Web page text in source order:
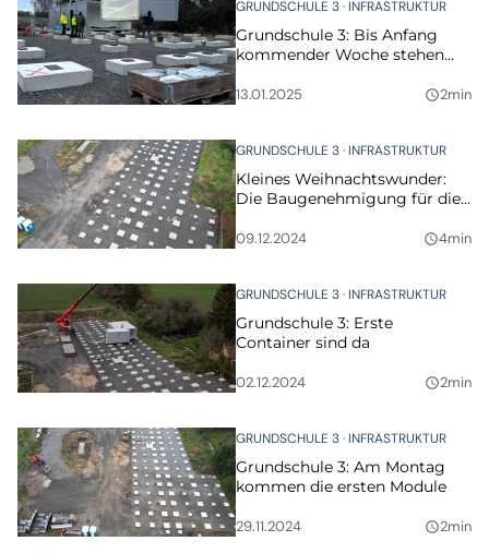
GRUNDSCHULE 3 INFRASTRUKTUR
Grundschule 3: Bis Anfang
kommender Woche stehen
13.01.2025 query_builder2min
GRUNDSCHULE 3 INFRASTRUKTUR
Kleines Weihnachtswunder:
Die Baugenehmigung für die
09.12.2024 query_builder4min
GRUNDSCHULE 3 INFRASTRUKTUR
Grundschule 3: Erste
Container sind da
02.12.2024 query_builder2min
GRUNDSCHULE 3 INFRASTRUKTUR
Grundschule 3: Am Montag
kommen die ersten Module
29.11.2024 query_builder2min